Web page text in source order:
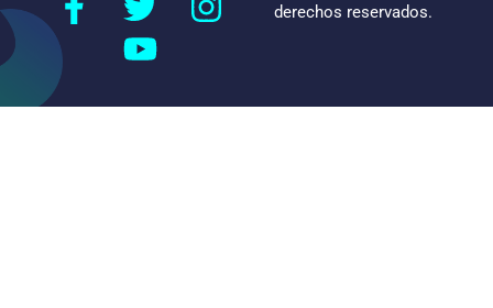
derechos reservados.